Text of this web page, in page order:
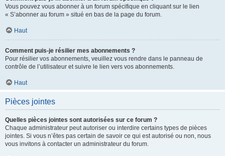
Vous pouvez vous abonner à un forum spécifique en cliquant sur le lien
« S’abonner au forum » situé en bas de la page du forum.
Haut
Comment puis-je résilier mes abonnements ?
Pour résilier vos abonnements, veuillez vous rendre dans le panneau de
contrôle de l’utilisateur et suivre le lien vers vos abonnements.
Haut
Pièces jointes
Quelles pièces jointes sont autorisées sur ce forum ?
Chaque administrateur peut autoriser ou interdire certains types de pièces
jointes. Si vous n’êtes pas certain de savoir ce qui est autorisé ou non, nous
vous invitons à contacter un administrateur du forum.